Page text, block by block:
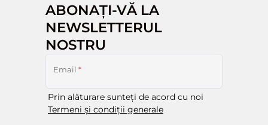
ABONAȚI-VĂ LA
NEWSLETTERUL
NOSTRU
Email *
Prin alăturare sunteți de acord cu noi
Termeni și condiții generale